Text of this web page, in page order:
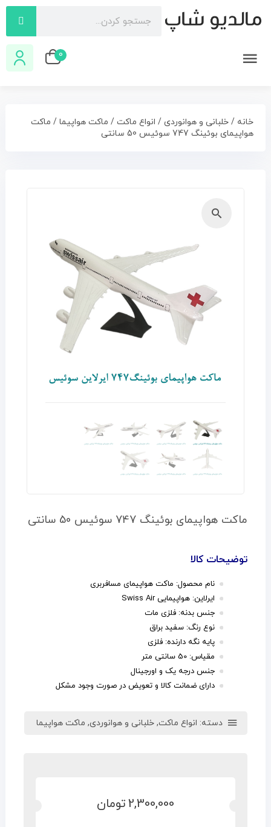
0
خانه / خلبانی و هوانوردی/ انواع ماکت/ ماکت هواپیما/ ماکت
هواپیمای بوئینگ 747 سوئیس 50 سانتی
ماکت هواپیمای بوئینگ 747 سوئیس 50 سانتی
توضیحات کالا
نام محصول: ماکت هواپیمای مسافربری
ایرلاین: هواپیمایی Swiss Air
جنس بدنه: فلزی مات
نوع رنگ: سفید براق
پایه نگه دارنده: فلزی
مقیاس: 50 سانتی متر
جنس درجه یک و اورجینال
دارای ضمانت کالا و تعویض در صورت وجود مشکل
دسته: انواع ماکت, خلبانی و هوانوردی, ماکت هواپیما
2,300,000تومان